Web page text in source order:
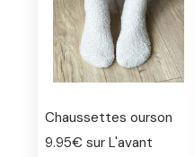
Chaussettes ourson
9.95€ sur L'avant